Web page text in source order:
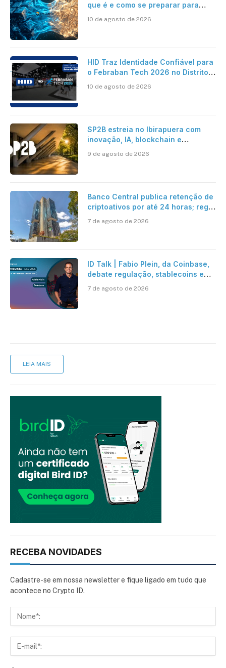
que é e como se preparar para
essa nova era da Segurança Digital
10 de agosto de 2026
HID Traz Identidade Confiável para
o Febraban Tech 2026 no Distrito
Anhembi, em São Paulo
10 de agosto de 2026
SP2B estreia no Ibirapuera com
inovação, IA, blockchain e
tokenização
9 de agosto de 2026
Banco Central publica retenção de
criptoativos por até 24 horas; regra
7 de agosto de 2026
ID Talk | Fabio Plein, da Coinbase,
debate regulação, stablecoins e
7 de agosto de 2026
LEIA MAIS
RECEBA NOVIDADES
Cadastre-se em nossa newsletter e fique ligado em tudo que
acontece no Crypto ID.